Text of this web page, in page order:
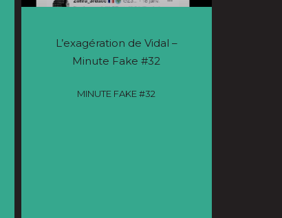
L’exagération de Vidal –
Minute Fake #32
MINUTE FAKE #32